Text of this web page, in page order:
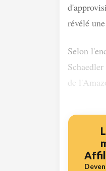
révélé
Selon
de